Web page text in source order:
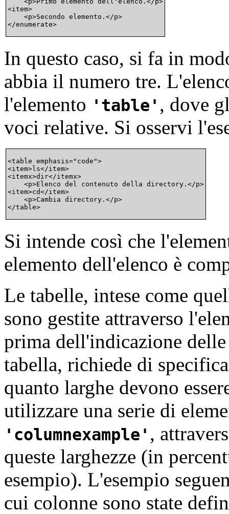
<item>
    <p>Secondo elemento.</p>
In questo caso, si fa in
abbia il numero tre.
l'elemento
table
, dove
voci relative. Si osservi
<table emphasis="code">
<item>ls</item>
<itemx>dir</itemx>
    <p>Elenco del contenuto della directory.</p>
<item>cd</item>
    <p>Cambia directory.</p>
Si intende così che
elemento dell'elenco è
Le tabelle, intese come
sono gestite attraverso
prima dell'indicazione
tabella, richiede di
quanto larghe devono
utilizzare una serie di
columnexample
,
queste larghezze (in
esempio). L'esempio
cui colonne sono state